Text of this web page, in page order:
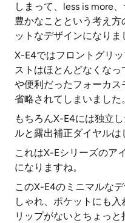
しまって、less is more
豊かなことという考え
ットなデザインになりま
X-E4ではフロントグリ
ストはほとんどなくな
や便利だったフォーカ
省略されてしまいました。
もちろんX-E4には独立
ルと露出補正ダイヤルは
これはX-Eシリーズのア
になりますね。
このX-E4のミニマルな
しゃれ、ポケットにも
リップがないとちょっと